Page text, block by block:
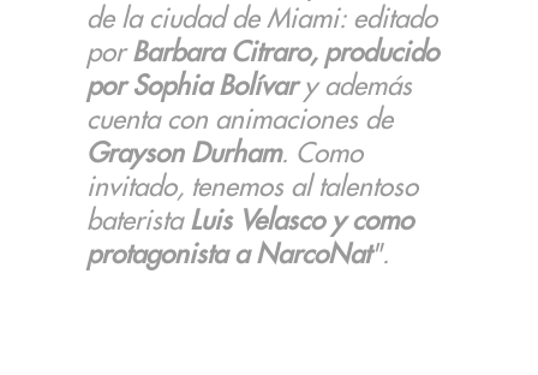
de la ciudad de Miami: editado
porBarbara Citraro, producido
por Sophia Bolívary además
cuenta con animaciones de
Grayson Durham. Como
invitado, tenemos al talentoso
baterista Luis Velasco y como
protagonista a NarcoNat".